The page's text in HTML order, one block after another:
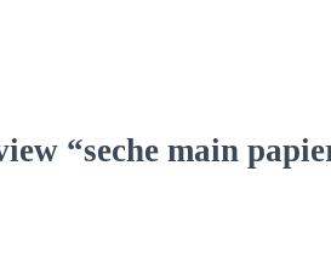
“seche main